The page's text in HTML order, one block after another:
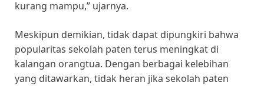
kurang mampu,” ujarnya.
Meskipun demikian, tidak dapat dipungkiri bahwa
popularitas sekolah paten terus meningkat di
kalangan orangtua. Dengan berbagai kelebihan
yang ditawarkan, tidak heran jika sekolah paten